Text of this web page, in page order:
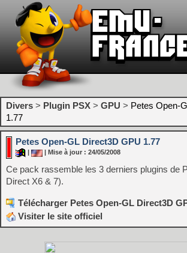
Divers > Plugin PSX > GPU > Petes Open-
1.77
Petes Open-GL Direct3D GPU 1.77
| Mise à jour : 24/05/2008
Ce pack rassemble les 3 derniers plugins de
Direct X6 & 7).
Télécharger Petes Open-GL Direct3D
Visiter le site officiel